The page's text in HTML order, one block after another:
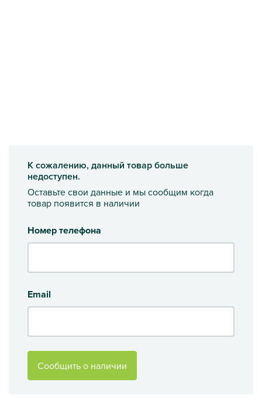
К сожалению, данный товар больше
недоступен.
Оставьте свои данные и мы сообщим когда
товар появится в наличии
Номер телефона
Email
Сообщить о наличии